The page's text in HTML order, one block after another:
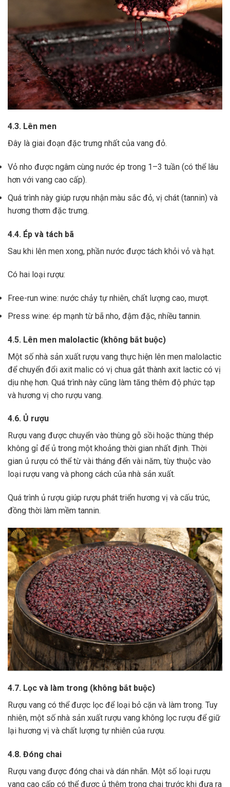
4.3. Lên men
Đây là giai đoạn đặc trưng nhất của vang đỏ.
Vỏ nho được ngâm cùng nước ép trong 1–3 tuần (có thể lâu
hơn với vang cao cấp).
Quá trình này giúp rượu nhận màu sắc đỏ, vị chát (tannin) và
hương thơm đặc trưng.
4.4. Ép và tách bã
Sau khi lên men xong, phần nước được tách khỏi vỏ và hạt.
Có hai loại rượu:
Free-run wine: nước chảy tự nhiên, chất lượng cao, mượt.
Press wine: ép mạnh từ bã nho, đậm đặc, nhiều tannin.
4.5. Lên men malolactic (không bắt buộc)
Một số nhà sản xuất rượu vang thực hiện lên men malolactic
để chuyển đổi axit malic có vị chua gắt thành axit lactic có vị
dịu nhẹ hơn. Quá trình này cũng làm tăng thêm độ phức tạp
và hương vị cho rượu vang.
4.6. Ủ rượu
Rượu vang được chuyển vào thùng gỗ sồi hoặc thùng thép
không gỉ để ủ trong một khoảng thời gian nhất định. Thời
gian ủ rượu có thể từ vài tháng đến vài năm, tùy thuộc vào
loại rượu vang và phong cách của nhà sản xuất.
Quá trình ủ rượu giúp rượu phát triển hương vị và cấu trúc,
đồng thời làm mềm tannin.
4.7. Lọc và làm trong (không bắt buộc)
Rượu vang có thể được lọc để loại bỏ cặn và làm trong. Tuy
nhiên, một số nhà sản xuất rượu vang không lọc rượu để giữ
lại hương vị và chất lượng tự nhiên của rượu.
4.8. Đóng chai
Rượu vang được đóng chai và dán nhãn. Một số loại rượu
vang cao cấp có thể được ủ thêm trong chai trước khi đưa ra